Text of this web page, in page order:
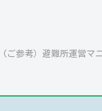
(ご参考）避難所運営マ